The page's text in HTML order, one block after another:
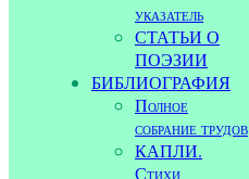
указатель
СТАТЬИ О
ПОЭЗИИ
БИБЛИОГРАФИЯ
Полное
собрание трудов
КАПЛИ.
Стихи